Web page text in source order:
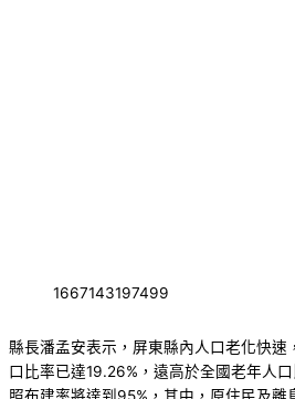
1667143197499
縣長潘孟安表示，屏東縣內人口老化快速
口比率已達19.26%，遠高於全國老年人